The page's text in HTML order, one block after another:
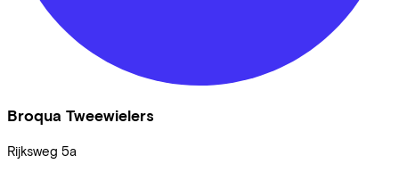
Broqua Tweewielers
Rijksweg 5a